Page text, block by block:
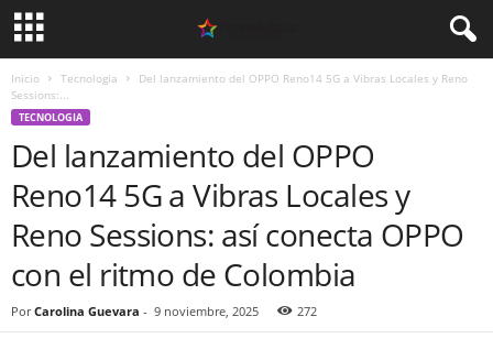
Inicio Tecnologia
Del lanzamiento del OPPO Reno14 5G a Vibras Locales y Reno
Sessions:...
TECNOLOGIA
Del lanzamiento del OPPO
Reno14 5G a Vibras Locales y
Reno Sessions: así conecta OPPO
con el ritmo de Colombia
Por Carolina Guevara - 9 noviembre, 2025 272